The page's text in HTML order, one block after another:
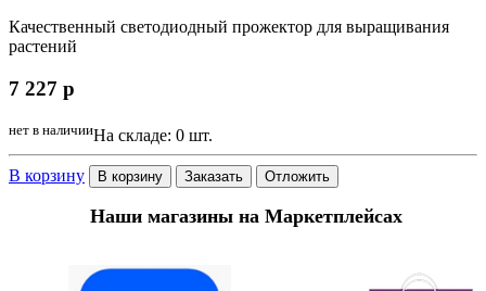
Качественный светодиодный прожектор для выращивания
растений
7 227 p
нет в наличииНа складе: 0 шт.
В корзину В корзину Заказать Отложить
Наши магазины на Маркетплейсах